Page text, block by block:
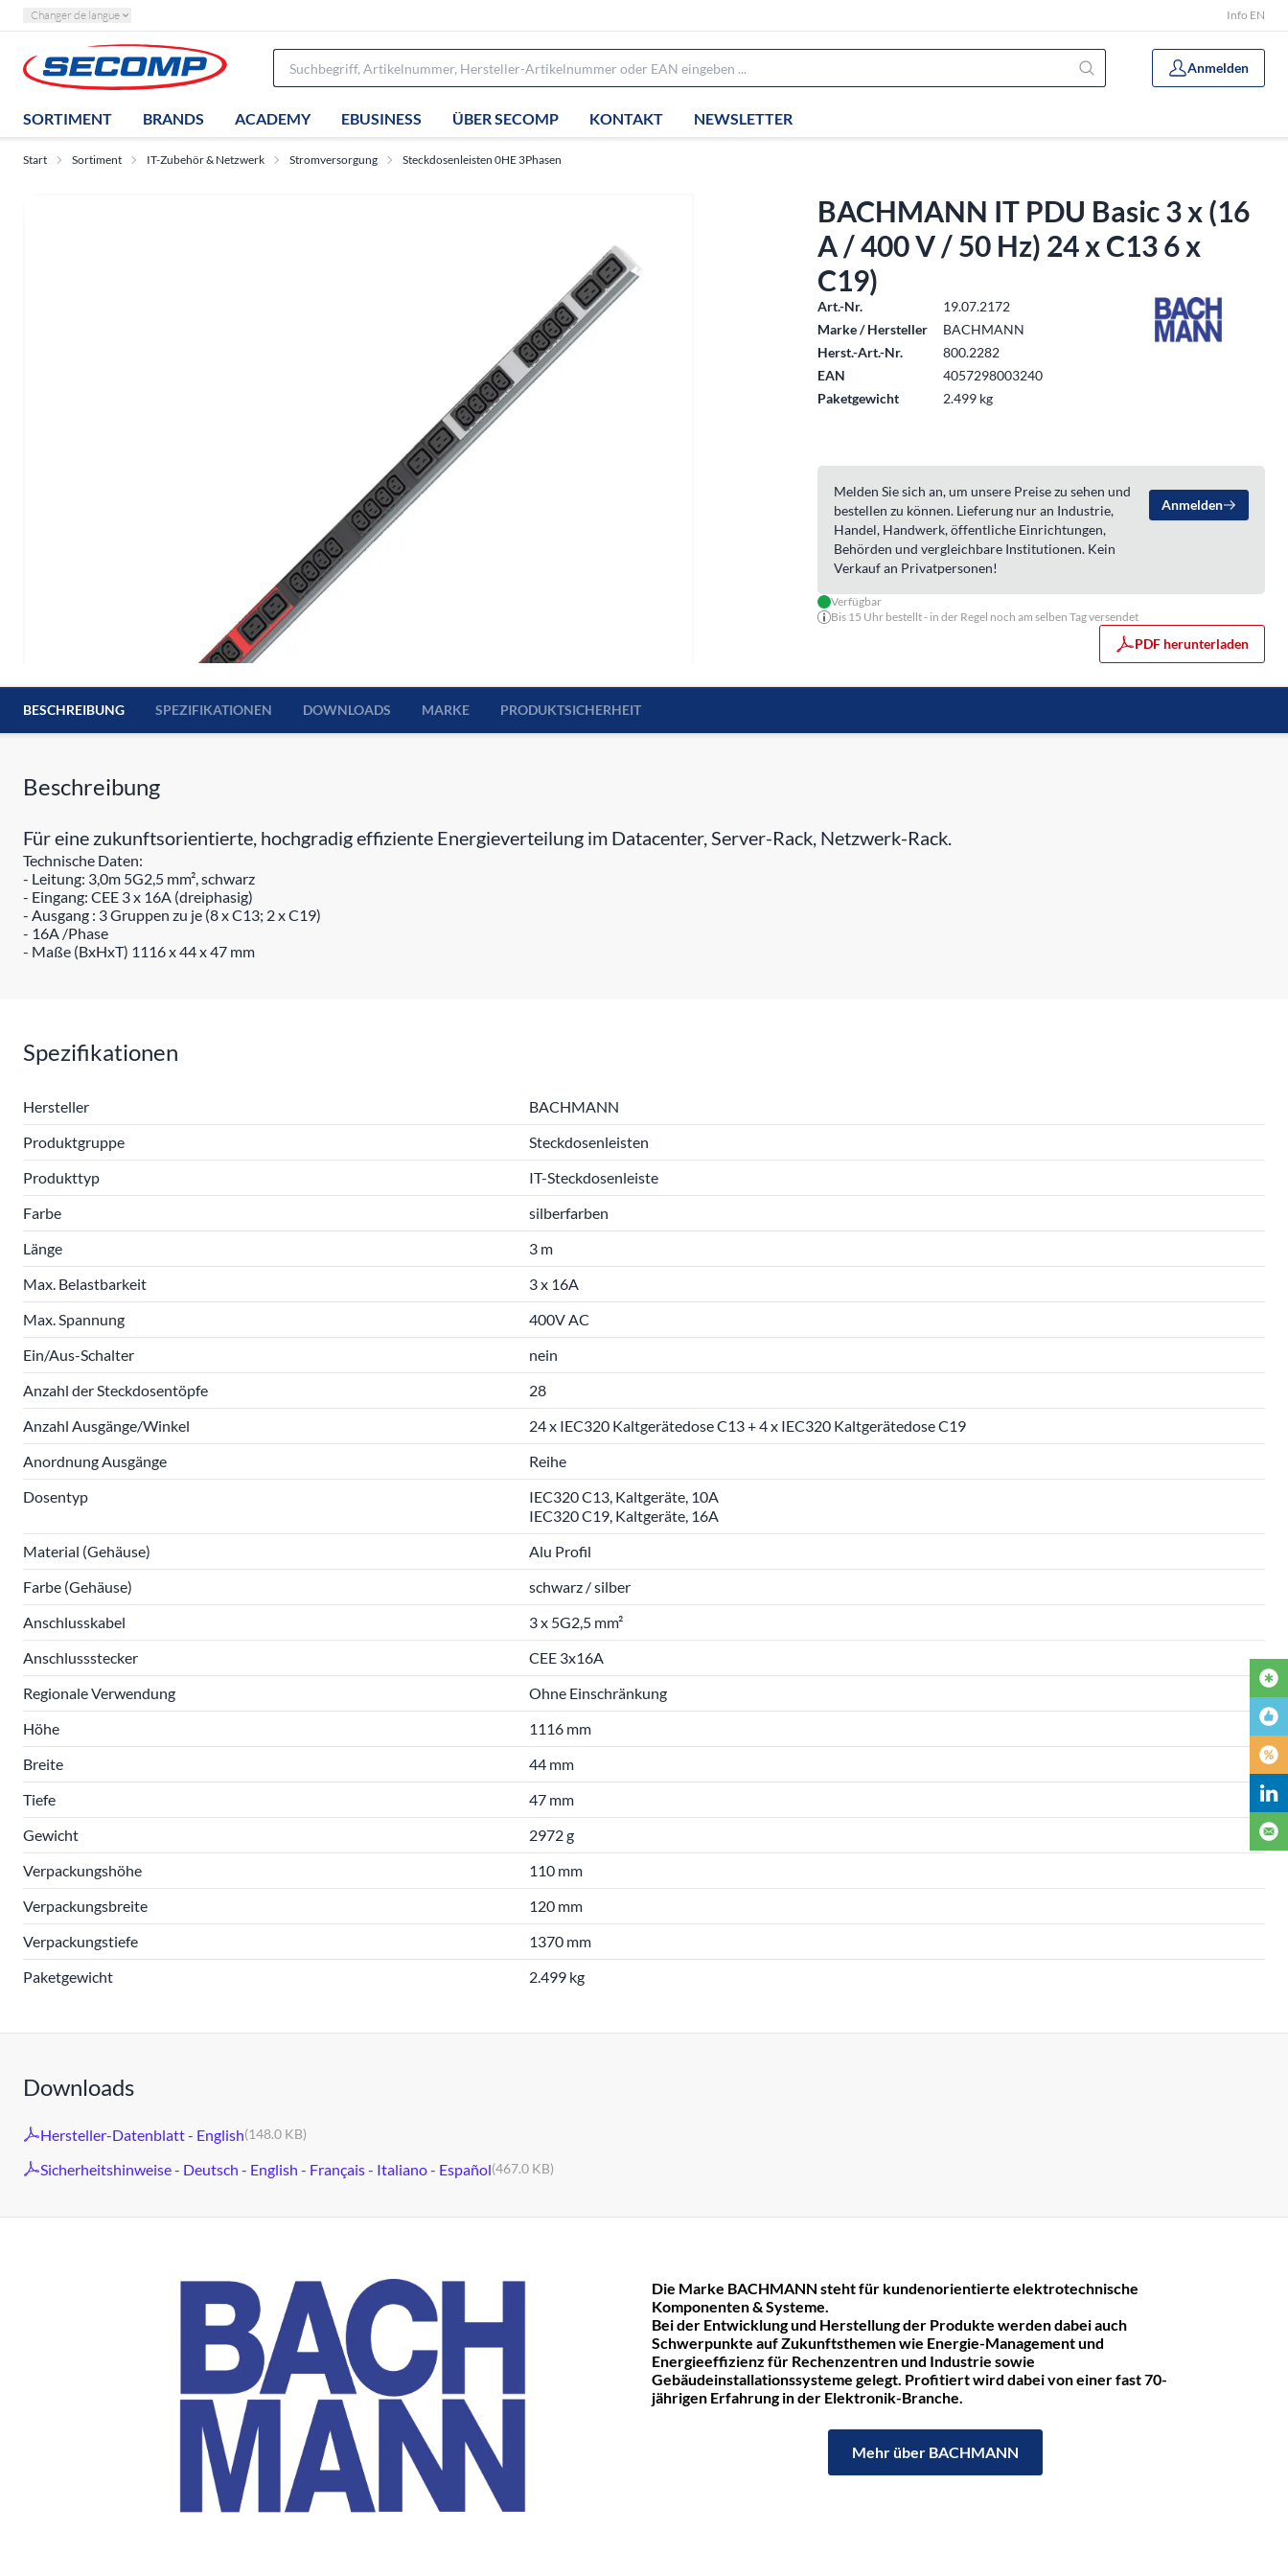
Changer de langue Info EN
Anmelden
SORTIMENT BRANDS ACADEMY EBUSINESS ÜBER SECOMP KONTAKT NEWSLETTER
Start Sortiment IT-Zubehör & Netzwerk Stromversorgung Steckdosenleisten 0HE 3Phasen
BACHMANN IT PDU Basic 3 x (16
A / 400 V / 50 Hz) 24 x C13 6 x
C19)
Art.-Nr.
19.07.2172
Marke / Hersteller
BACHMANN
Herst.-Art.-Nr.
800.2282
EAN
4057298003240
Paketgewicht
2.499 kg
Melden Sie sich an, um unsere Preise zu sehen und
bestellen zu können. Lieferung nur an Industrie,
Handel, Handwerk, öffentliche Einrichtungen,
Behörden und vergleichbare Institutionen. Kein
Verkauf an Privatpersonen!
Anmelden
Verfügbar
Bis 15 Uhr bestellt - in der Regel noch am selben Tag versendet
PDF herunterladen
BESCHREIBUNG SPEZIFIKATIONEN DOWNLOADS MARKE PRODUKTSICHERHEIT
Beschreibung
Für eine zukunftsorientierte, hochgradig effiziente Energieverteilung im Datacenter, Server-Rack, Netzwerk-Rack.
Technische Daten:
- Leitung: 3,0m 5G2,5 mm², schwarz
- Eingang: CEE 3 x 16A (dreiphasig)
- Ausgang : 3 Gruppen zu je (8 x C13; 2 x C19)
- 16A /Phase
- Maße (BxHxT) 1116 x 44 x 47 mm
Spezifikationen
Hersteller
BACHMANN
Produktgruppe
Steckdosenleisten
Produkttyp
IT-Steckdosenleiste
Farbe
silberfarben
Länge
3 m
Max. Belastbarkeit
3 x 16A
Max. Spannung
400V AC
Ein/Aus-Schalter
nein
Anzahl der Steckdosentöpfe
28
Anzahl Ausgänge/Winkel
24 x IEC320 Kaltgerätedose C13 + 4 x IEC320 Kaltgerätedose C19
Anordnung Ausgänge
Reihe
Dosentyp
IEC320 C13, Kaltgeräte, 10A
IEC320 C19, Kaltgeräte, 16A
Material (Gehäuse)
Alu Profil
Farbe (Gehäuse)
schwarz / silber
Anschlusskabel
3 x 5G2,5 mm²
Anschlussstecker
CEE 3x16A
Regionale Verwendung
Ohne Einschränkung
Höhe
1116 mm
Breite
44 mm
Tiefe
47 mm
Gewicht
2972 g
Verpackungshöhe
110 mm
Verpackungsbreite
120 mm
Verpackungstiefe
1370 mm
Paketgewicht
2.499 kg
Downloads
Hersteller-Datenblatt - English(148.0 KB)
Sicherheitshinweise - Deutsch - English - Français - Italiano - Español(467.0 KB)
Die Marke BACHMANN steht für kundenorientierte elektrotechnische
Komponenten & Systeme.
Bei der Entwicklung und Herstellung der Produkte werden dabei auch
Schwerpunkte auf Zukunftsthemen wie Energie-Management und
Energieeffizienz für Rechenzentren und Industrie sowie
Gebäudeinstallationssysteme gelegt. Profitiert wird dabei von einer fast 70-
jährigen Erfahrung in der Elektronik-Branche.
Mehr über BACHMANN